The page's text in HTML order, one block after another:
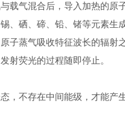
气混合后，导入加热的原
硒、碲、铅、锗等元素生
蒸气吸收特征波长的辐射
射荧光的过程随即停止。
不存在中间能级，才能产